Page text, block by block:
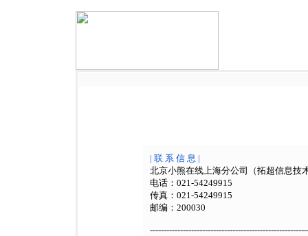
| 联 系 信 息 |
北京小熊在线上海分公司（拓超信息技
电话：021-54249915
传真：021-54249915
邮编：200030